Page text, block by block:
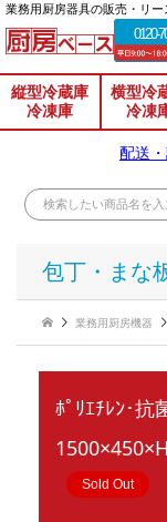
業務⽤厨房器具の販売・リー
0120-
縦型冷蔵庫
冷凍庫
横型冷
冷凍
配送
包丁・まな
業務用厨房機器
ﾎﾟﾘｴﾁﾚﾝ･
Sold Out